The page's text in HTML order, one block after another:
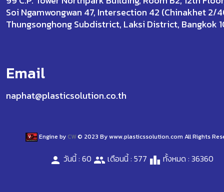
Soi Ngamwongwan 47, Intersection 42 (Chinakhet 2/
Thungsonghong Subdistrict, Laksi District, Bangkok
Email
naphat@plasticsolution.co.th
Engine by CW© 2023 By www.plasticssolution.com All Rights
person วันนี้ : 60 people เดือนนี้ : 577 leaderboard ทั้งหมด : 36360